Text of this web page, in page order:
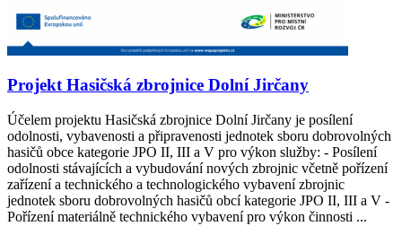
Projekt Hasičská zbrojnice Dolní Jirčany
Účelem projektu Hasičská zbrojnice Dolní Jirčany je posílení
odolnosti, vybavenosti a připravenosti jednotek sboru dobrovolných
hasičů obce kategorie JPO II, III a V pro výkon služby: - Posílení
odolnosti stávajících a vybudování nových zbrojnic včetně pořízení
zařízení a technického a technologického vybavení zbrojnic
jednotek sboru dobrovolných hasičů obcí kategorie JPO II, III a V -
Pořízení materiálně technického vybavení pro výkon činnosti ...